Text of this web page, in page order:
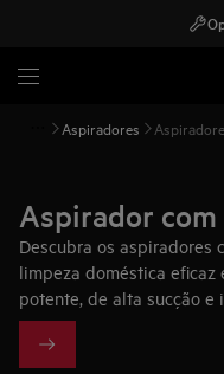
Aspiradores
Aspirador com
Descubra os aspiradores
limpeza doméstica eficaz
potente, de alta sucção e
fiável para manter a casa